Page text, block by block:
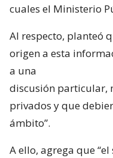
cuales el Ministerio
Al respecto, planteó
origen a esta
a una
discusión particular,
privados y que
ámbito”.
A ello, agrega que